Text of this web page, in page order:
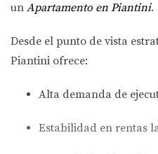
un Apartamento en Piantini.
Desde el punto de vista
Piantini ofrece:
Alta demanda de
Estabilidad en rentas